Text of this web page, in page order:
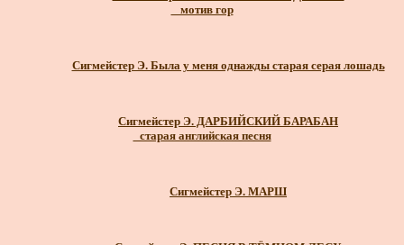
_ мотив гор
Сигмейстер Э. Была у меня однажды старая серая лошадь
Сигмейстер Э. ДАРБИЙСКИЙ БАРАБАН
_старая английская песня
Сигмейстер Э. МАРШ